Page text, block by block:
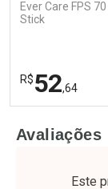
Comprar sem
Ever Care FPS
Stick
R$52,64
Laboratório
Por
Avaliações
Este